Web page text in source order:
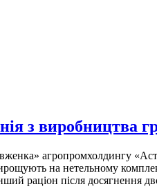
з виробництва
агропромхолдингу
на нетельному
раціон після досягнення